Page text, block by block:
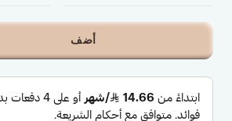
أضف